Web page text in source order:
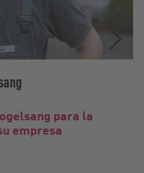
para la
empresa